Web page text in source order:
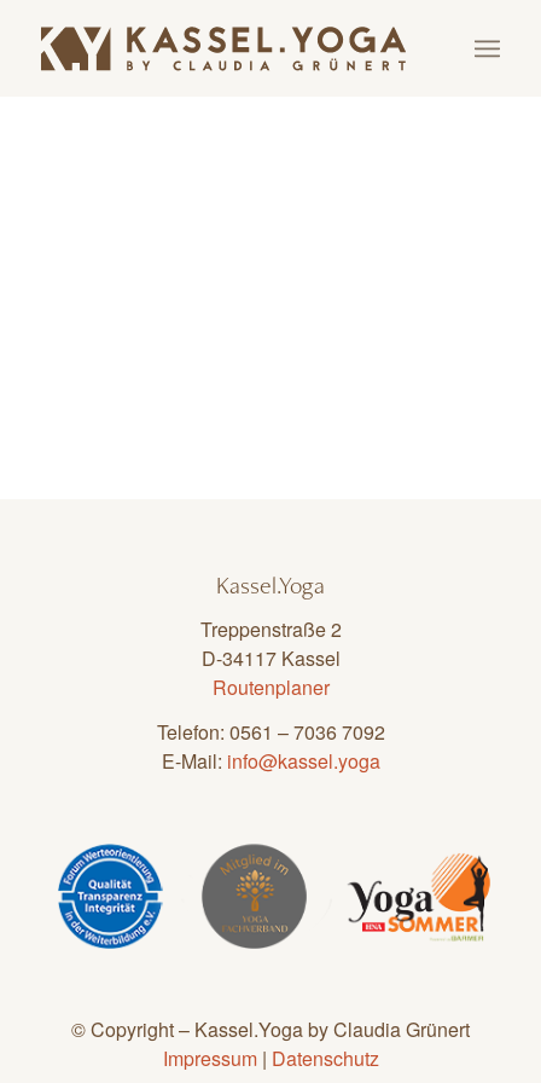
Kassel.Yoga
Treppenstraße 2
D-34117 Kassel
Routenplaner
Telefon: 0561 – 7036 7092
E-Mail: info@kassel.yoga
© Copyright – Kassel.Yoga by Claudia Grünert
Impressum| Datenschutz